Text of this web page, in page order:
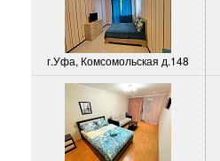
г.Уфа, Комсомольская д.148